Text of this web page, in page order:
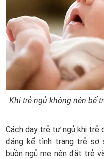
Khi trẻ ngủ không nên bế
Cách dạy trẻ tự ngủ khi trẻ
đáng kể tình trạng trẻ sơ
buồn ngủ mẹ nên đặt trẻ